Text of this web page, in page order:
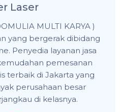
Laser
MULTI KARYA )
yang bergerak dibidang
Penyedia layanan jasa
pemesanan
terbaik di Jakarta yang
perusahaan besar
di kelasnya.